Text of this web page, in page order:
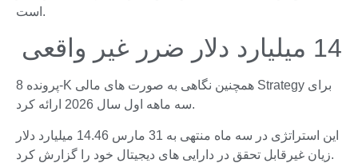
است.
14 میلیارد دلار ضرر غیر واقعی
پرونده 8-K همچنین نگاهی به صورت های مالی Strategy برای
سه ماهه اول سال 2026 ارائه کرد.
این استراتژی در سه ماه منتهی به 31 مارس 14.46 میلیارد دلار
زیان غیرقابل تحقق در دارایی های دیجیتال خود را گزارش کرد.